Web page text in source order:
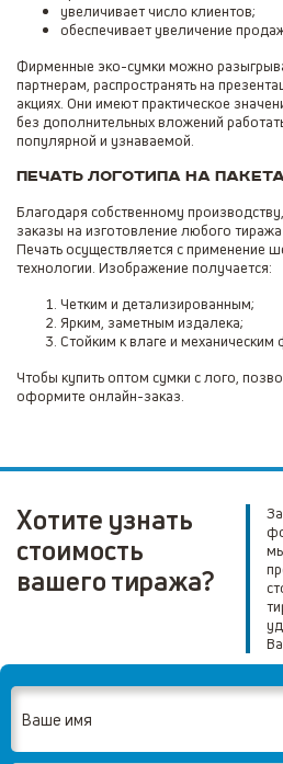
увеличивает число клиентов;
обеспечивает увеличение
Фирменные эко-сумки можно
партнерам, распространять на
акциях. Они имеют практическое
без дополнительных вложений
популярной и узнаваемой.
Печать логотипа на
Благодаря собственному
заказы на изготовление любого
Печать осуществляется с применение
технологии. Изображение получается:
Четким и детализированным;
Ярким, заметным издалека;
Стойким к влаге и механическим
Чтобы купить оптом сумки с лого,
оформите онлайн-заказ.
Хотите узнать
стоимость
вашего тиража?